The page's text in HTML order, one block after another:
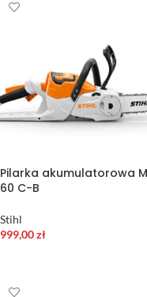
Pilarka akumulatorowa
60 C-B
Stihl
999,00zł